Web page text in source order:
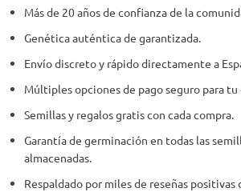
Más de 20 años de confianza de la
Genética auténtica de garantizada.
Envío discreto y rápido directamente a
Múltiples opciones de pago seguro para tu
Semillas y regalos gratis con cada compra.
Garantía de germinación en todas las
almacenadas.
Respaldado por miles de reseñas